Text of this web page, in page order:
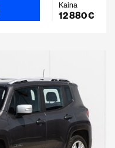
Kaina
12 880 €